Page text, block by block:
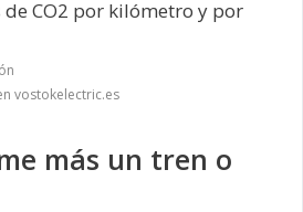
CO2 por kilómetro y por
vostokelectric.es
más un tren o